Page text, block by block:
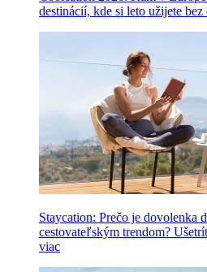
destinácií, kde si leto užijete
Staycation: Prečo je dovolenka
cestovateľským trendom?
viac